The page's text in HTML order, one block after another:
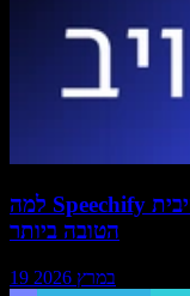
למה Speechify היא אפליקציית הקריאה האימרסיבית
הטובה ביותר
19 במרץ 2026